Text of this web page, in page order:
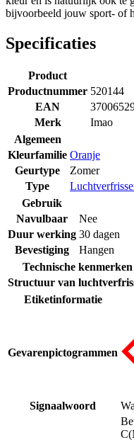
bijvoorbeeld jouw sport- of
Specificaties
Product
Productnummer 520144
EAN
Merk
Imao
Algemeen
Kleurfamilie Oranje
Geurtype
Zomer
Type
Gebruik
Navulbaar
Nee
Duur werking 30 dagen
Bevestiging
Hangen
Technische kenmerken
Structuur van
Etiketinformatie
Gevarenpictogrammen
Signaalwoord